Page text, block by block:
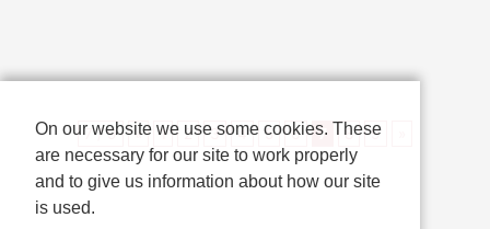
7 / 9 « 1 2 3 4 5 6 7 8 9
On our website we use some cookies. These
are necessary for our site to work properly
and to give us information about how our site
is used.